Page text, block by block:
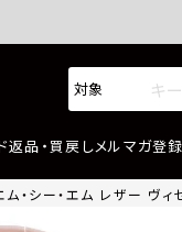
返品・買戻しメルマガ登録
ム・シー・エム レザー ヴ